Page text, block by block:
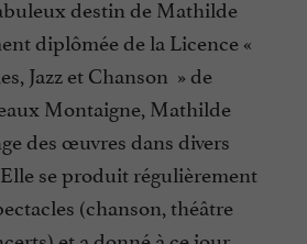
destin de Mathilde
diplômée de la Licence «
Jazz et Chanson » de
Montaigne, Mathilde
des œuvres dans divers
se produit régulièrement
(chanson, théâtre